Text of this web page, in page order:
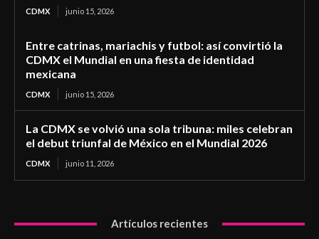
CDMX junio 15, 2026
Entre catrinas, mariachis y futbol: así convirtió la
CDMX el Mundial en una fiesta de identidad
mexicana
CDMX junio 15, 2026
La CDMX se volvió una sola tribuna: miles celebran
el debut triunfal de México en el Mundial 2026
CDMX junio 11, 2026
Artículos recientes